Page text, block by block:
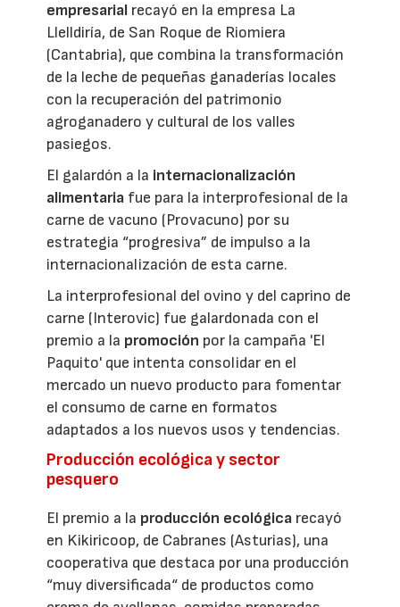
empresarial recayó en la empresa La
Llelldiría, de San Roque de Riomiera
(Cantabria), que combina la transformación
de la leche de pequeñas ganaderías locales
con la recuperación del patrimonio
agroganadero y cultural de los valles
pasiegos.
El galardón a la internacionalización
alimentaria fue para la interprofesional de la
carne de vacuno (Provacuno) por su
estrategia “progresiva” de impulso a la
internacionalización de esta carne.
La interprofesional del ovino y del caprino de
carne (Interovic) fue galardonada con el
premio a la promoción por la campaña 'El
Paquito' que intenta consolidar en el
mercado un nuevo producto para fomentar
el consumo de carne en formatos
adaptados a los nuevos usos y tendencias.
Producción ecológica y sector
pesquero
El premio a la producción ecológica recayó
en Kikiricoop, de Cabranes (Asturias), una
cooperativa que destaca por una producción
“muy diversificada“ de productos como